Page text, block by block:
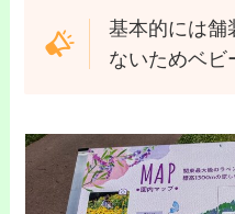
基本的には舗
ないためベビ